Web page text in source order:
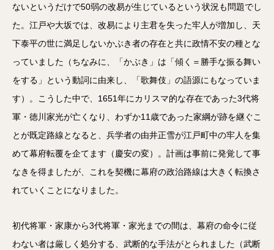
ないというだけで50弱の改易が生じているという状況も問題でし
た。江戸や大坂では、改易により主君を失った牢人が増加し、天
下泰平の世に満足しないかぶき者の存在と共に政情不安の種とな
っていました（ちなみに、「かぶき」は「傾く＝勝手な振る舞い
をする」という動詞に由来し、「歌舞伎」の語源にもなっていま
す）。こうした中で、1651年にカリスマ的な存在であった3代将
軍・徳川家光が亡くなり、わずか11歳であった家綱が跡を継ぐこ
とが既定路線となると、兵学者の由井正雪が江戸町中の牢人を集
めて幕府転覆を企てます（慶安の変）。計画は事前に発覚して事
なきを得ましたが、これを契機に幕府の政治路線は大きく転換さ
れていくことになりました。
初代将軍・家康から3代将軍・家光までの間は、幕府の命令に従
わない者は厳しく処分する、武断的な手法がとられました（武断